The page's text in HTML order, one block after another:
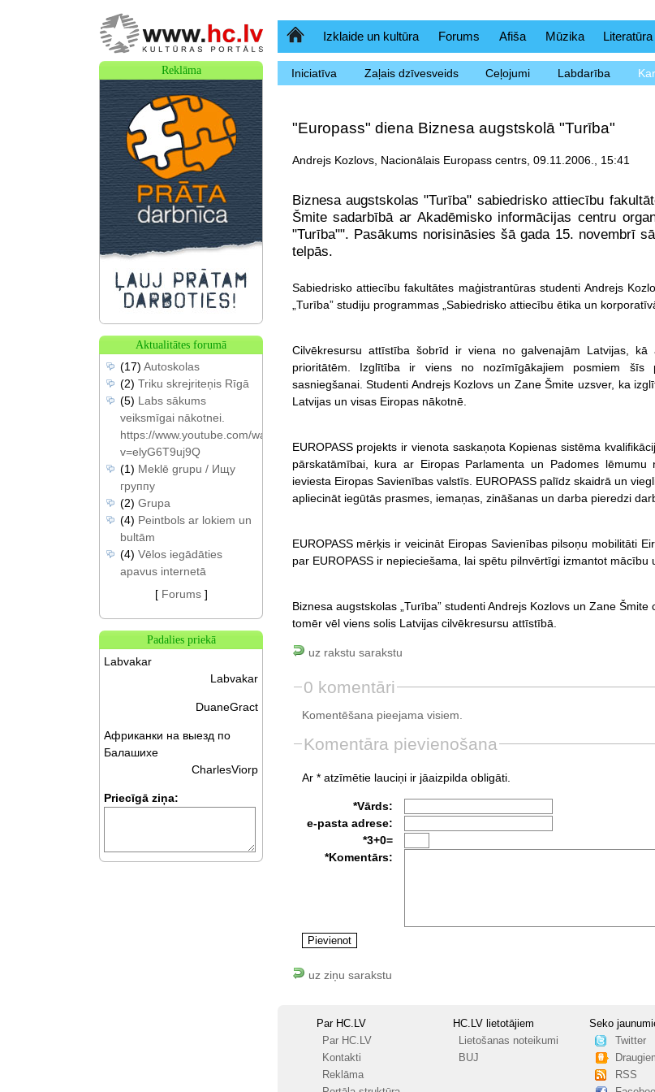
SākumlapaIzklaide un kultūra Forums Afiša Mūzika Literatūra
Iniciatīva Zaļais dzīvesveids Ceļojumi Labdarība
"Europass" diena Biznesa augstskolā "Turība"
Andrejs Kozlovs, Nacionālais Europass centrs, 09.11.2006., 15:41
Biznesa augstskolas "Turība" sabiedrisko attiecību
Šmite sadarbībā ar Akadēmisko informācijas centru
"Turība"". Pasākums norisināsies šā gada 15. novembrī
telpās.
Sabiedrisko attiecību fakultātes maģistrantūras studenti Andrejs
„Turība” studiju programmas „Sabiedrisko attiecību ētika un
Cilvēkresursu attīstība šobrīd ir viena no galvenajām Latvijas, kā
prioritātēm. Izglītība ir viens no nozīmīgākajiem posmiem šīs
sasniegšanai. Studenti Andrejs Kozlovs un Zane Šmite uzsver, ka
Latvijas un visas Eiropas nākotnē.
EUROPASS projekts ir vienota saskaņota Kopienas sistēma
pārskatāmībai, kura ar Eiropas Parlamenta un Padomes
ieviesta Eiropas Savienības valstīs. EUROPASS palīdz skaidrā un
apliecināt iegūtās prasmes, iemaņas, zināšanas un darba pieredzi
EUROPASS mērķis ir veicināt Eiropas Savienības pilsoņu mobilitāti
par EUROPASS ir nepieciešama, lai spētu pilnvērtīgi izmantot
Biznesa augstskolas „Turība” studenti Andrejs Kozlovs un Zane
tomēr vēl viens solis Latvijas cilvēkresursu attīstībā.
uz rakstu sarakstu
0 komentāri
Komentēšana pieejama visiem.
Komentāra pievienošana
Ar * atzīmētie lauciņi ir jāaizpilda obligāti.
*Vārds:
e-pasta adrese:
*3+0=
*Komentārs:
uz ziņu sarakstu
Par HC.LV
Par HC.LV
Kontakti
Reklāma
HC.LV lietotājiem
Lietošanas noteikumi
BUJ
Seko
Twitter
RSS
Reklāma
Aktualitātes forumā
(17) Autoskolas
(2) Triku skrejriteņis Rīgā
(5) Labs sākums
veiksmīgai nākotnei.
https://www.youtube.com/watch?
v=elyG6T9uj9Q
(1) Meklē grupu / Ищу
группу
(2) Grupa
(4) Peintbols ar lokiem un
bultām
(4) Vēlos iegādāties
apavus internetā
[ Forums]
Padalies priekā
Labvakar
Labvakar
DuaneGract
Африканки на выезд по
Балашихе
CharlesViorp
Priecīgā ziņa: